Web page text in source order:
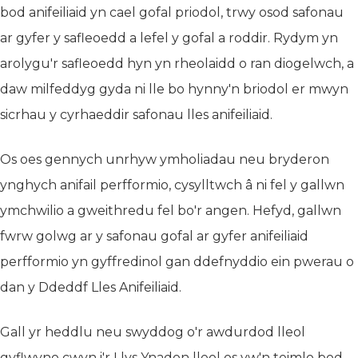
bod anifeiliaid yn cael gofal priodol, trwy osod safonau
ar gyfer y safleoedd a lefel y gofal a roddir. Rydym yn
arolygu'r safleoedd hyn yn rheolaidd o ran diogelwch, a
daw milfeddyg gyda ni lle bo hynny'n briodol er mwyn
sicrhau y cyrhaeddir safonau lles anifeiliaid.
Os oes gennych unrhyw ymholiadau neu bryderon
ynghych anifail perfformio, cysylltwch â ni fel y gallwn
ymchwilio a gweithredu fel bo'r angen. Hefyd, gallwn
fwrw golwg ar y safonau gofal ar gyfer anifeiliaid
perfformio yn gyffredinol gan ddefnyddio ein pwerau o
dan y Ddeddf Lles Anifeiliaid.
Gall yr heddlu neu swyddog o'r awdurdod lleol